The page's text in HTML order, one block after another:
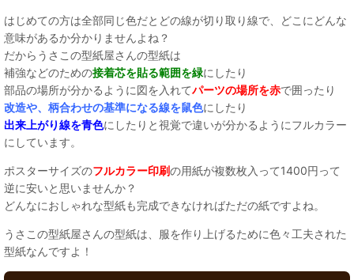
はじめての方は全部同じ色だとどの線が切り取り線で、どこにどんな
意味があるか分かりませんよね？
だからうさこの型紙屋さんの型紙は
補強などのための接着芯を貼る範囲を緑にしたり
部品の場所が分かるように図を入れてパーツの場所を赤で囲ったり
改造や、柄合わせの基準になる線を鼠色にしたり
出来上がり線を青色にしたりと視覚で違いが分かるようにフルカラー
にしています。
ポスターサイズのフルカラー印刷の用紙が複数枚入って1400円って
逆に安いと思いませんか？
どんなにおしゃれな型紙も完成できなければただの紙ですよね。
うさこの型紙屋さんの型紙は、服を作り上げるために色々工夫された
型紙なんですよ！